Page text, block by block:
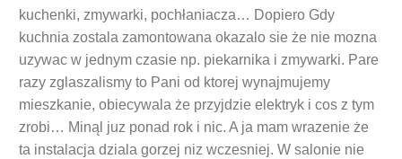
kuchenki, zmywarki, pochłaniacza… Dopiero Gdy
kuchnia zostala zamontowana okazalo sie że nie mozna
uzywac w jednym czasie np. piekarnika i zmywarki. Pare
razy zglaszalismy to Pani od ktorej wynajmujemy
mieszkanie, obiecywala że przyjdzie elektryk i cos z tym
zrobi… Minąl juz ponad rok i nic. A ja mam wrazenie że
ta instalacja dziala gorzej niz wczesniej. W salonie nie